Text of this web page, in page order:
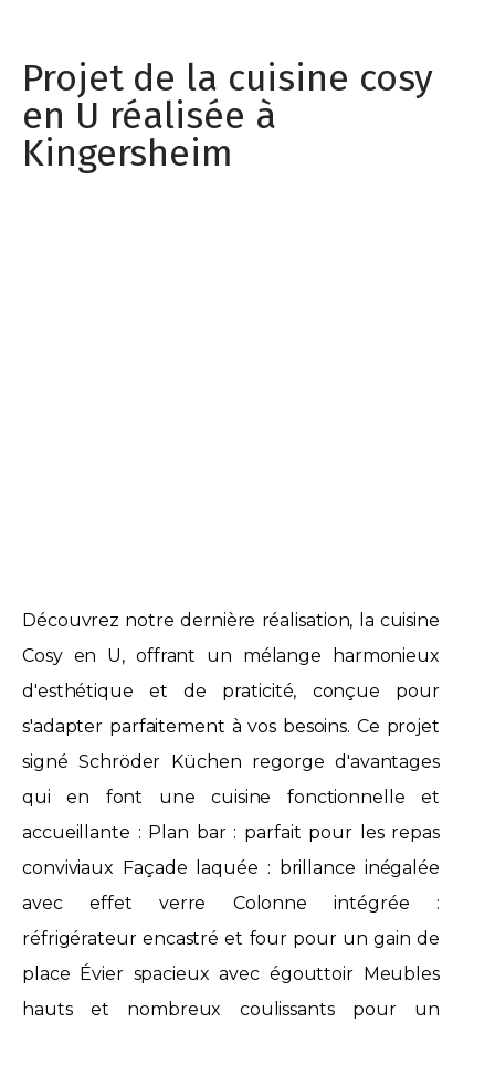
Projet de la cuisine cosy
en U réalisée à
Kingersheim
Découvrez notre dernière réalisation, la cuisine
Cosy en U, offrant un mélange harmonieux
d'esthétique et de praticité, conçue pour
s'adapter parfaitement à vos besoins. Ce projet
signé Schröder Küchen regorge d'avantages
qui en font une cuisine fonctionnelle et
accueillante : Plan bar : parfait pour les repas
conviviaux Façade laquée : brillance inégalée
avec effet verre Colonne intégrée :
réfrigérateur encastré et four pour un gain de
place Évier spacieux avec égouttoir Meubles
hauts et nombreux coulissants pour un